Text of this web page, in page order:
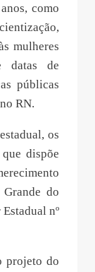
como
mulheres
datas de
públicas
RN.
os
dispõe
do
nº
projeto do